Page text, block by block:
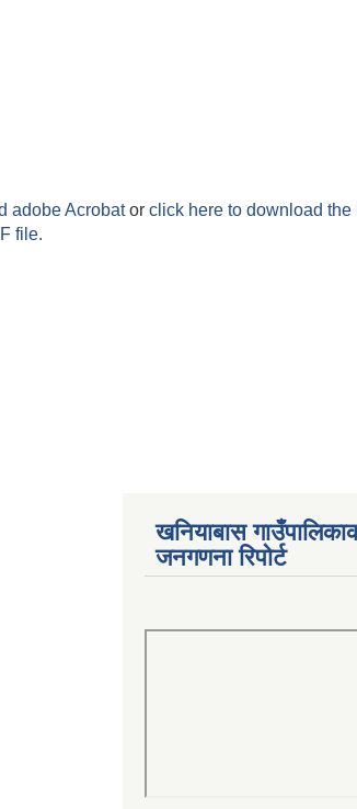
adobe Acrobator click here to download the
file.
खनियाबास
जनगणना रिपोर्ट